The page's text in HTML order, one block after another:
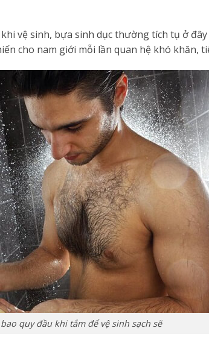
vệ sinh, bựa sinh dục thường tích tụ ở
cho nam giới mỗi lần quan hệ khó khăn,
quy đầu khi tắm để vệ sinh sạch sẽ